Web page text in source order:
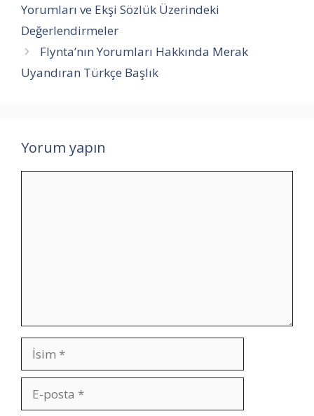
Yorumları ve Ekşi Sözlük Üzerindeki
Değerlendirmeler
Flynta’nın Yorumları Hakkında Merak
Uyandıran Türkçe Başlık
Yorum yapın
İsim
posta